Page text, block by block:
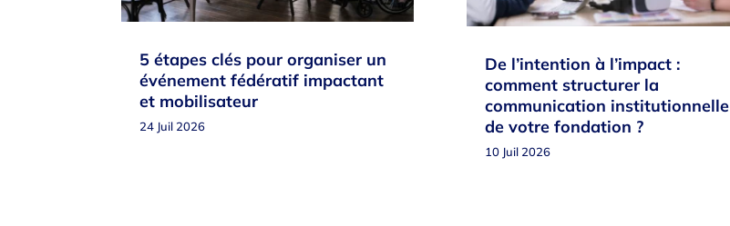
5 étapes clés pour organiser un
événement fédératif impactant
et mobilisateur
24 Juil 2026
De l’intention à l’impact :
comment structurer la
communication institutionnelle
de votre fondation ?
10 Juil 2026